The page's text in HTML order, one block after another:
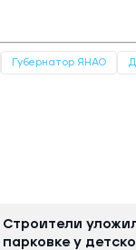
Губернатор ЯНАО
Строители
парковке у